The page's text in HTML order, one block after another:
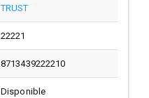
TRUST
22221
8713439222210
Disponible